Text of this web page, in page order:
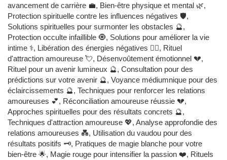
avancement de carrière 💼, Bien-être physique et mental 🌿,
Protection spirituelle contre les influences négatives 🛡️,
Solutions spirituelles pour surmonter les obstacles 🔮,
Protection occulte infaillible 🧿, Solutions pour améliorer la vie
intime ⚕️, Libération des énergies négatives 🧙‍♂️, Rituel
d'attraction amoureuse 💘, Désenvoûtement émotionnel 💔,
Rituel pour un avenir lumineux 🔮, Consultation pour des
prédictions sur votre avenir 🔮, Voyance médiumnique pour des
éclaircissements 🔮, Techniques pour renforcer les relations
amoureuses 💕, Réconciliation amoureuse réussie 💔,
Approches spirituelles pour des résultats concrets 🔮,
Techniques d'attraction amoureuse 💖, Analyse approfondie des
relations amoureuses 💑, Utilisation du vaudou pour des
résultats positifs 🗝️, Pratiques de magie blanche pour votre
bien-être 🌟, Magie rouge pour intensifier la passion ❤️, Rituels